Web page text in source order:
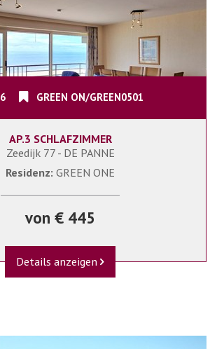
6 GREEN ON/GREEN0501
AP.3 SCHLAFZIMMER
Zeedijk 77 - DE PANNE
Residenz: GREEN ONE
von € 445
Details anzeigen